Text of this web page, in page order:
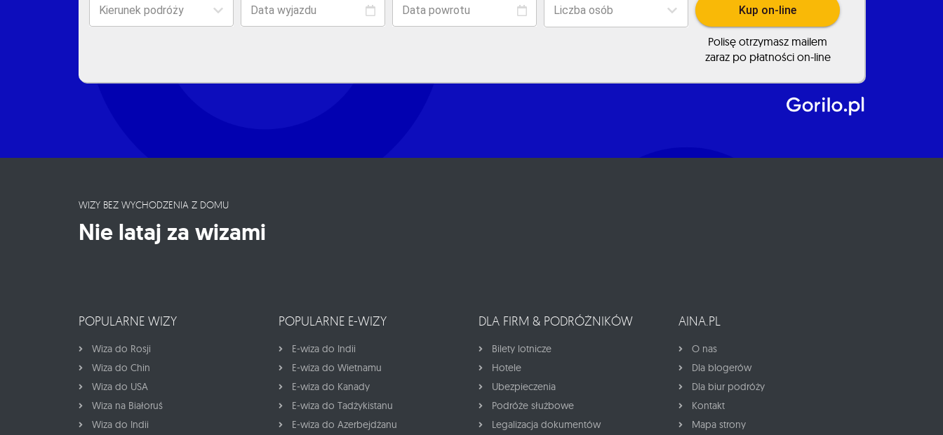
Kierunek podróży Data wyjazdu Data powrotu Liczba osób Kup on-line
Polisę otrzymasz mailem
zaraz po płatności on-line
WIZY BEZ WYCHODZENIA Z DOMU
Nie lataj za wizami
POPULARNE WIZY
Wiza do Rosji
Wiza do Chin
Wiza do USA
Wiza na Białoruś
Wiza do Indii
POPULARNE E-WIZY
E-wiza do Indii
E-wiza do Wietnamu
E-wiza do Kanady
E-wiza do Tadżykistanu
E-wiza do Azerbejdżanu
DLA FIRM & PODRÓŻNIKÓW
Bilety lotnicze
Hotele
Ubezpieczenia
Podróże służbowe
Legalizacja dokumentów
AINA.PL
O nas
Dla blogerów
Dla biur podróży
Kontakt
Mapa strony